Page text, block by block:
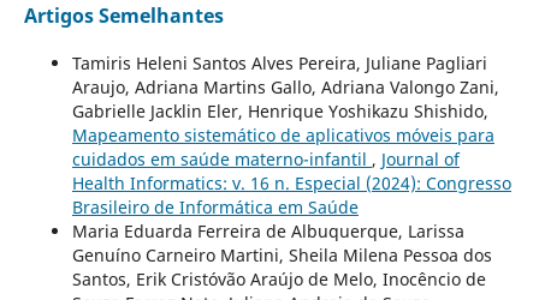
Artigos Semelhantes
Tamiris Heleni Santos Alves Pereira, Juliane Pagliari
Araujo, Adriana Martins Gallo, Adriana Valongo Zani,
Gabrielle Jacklin Eler, Henrique Yoshikazu Shishido,
Mapeamento sistemático de aplicativos móveis para
cuidados em saúde materno-infantil , Journal of
Health Informatics: v. 16 n. Especial (2024): Congresso
Brasileiro de Informática em Saúde
Maria Eduarda Ferreira de Albuquerque, Larissa
Genuíno Carneiro Martini, Sheila Milena Pessoa dos
Santos, Erik Cristóvão Araújo de Melo, Inocêncio de